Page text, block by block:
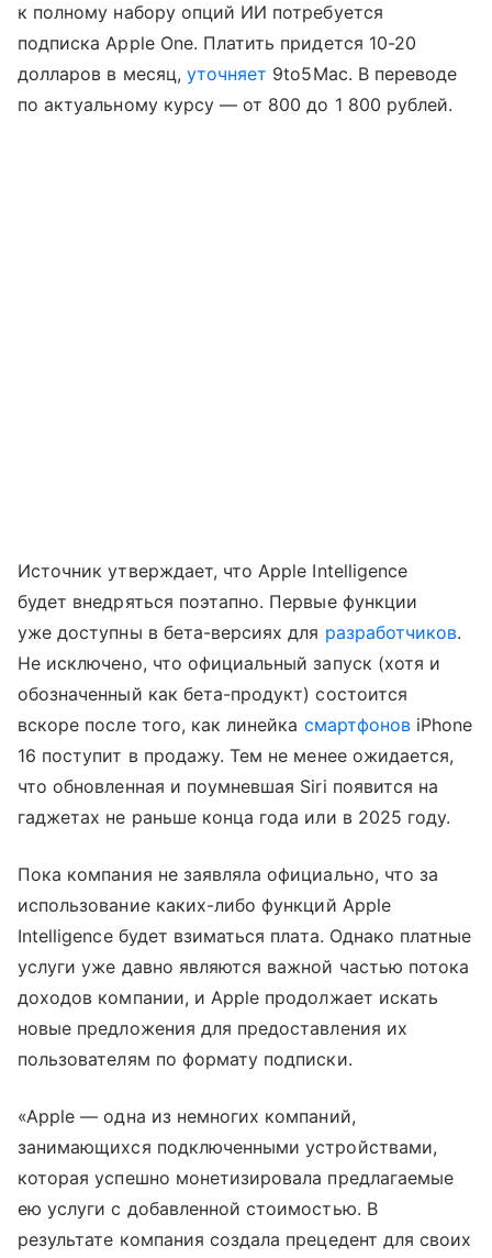
к полному набору опций ИИ потребуется
подписка Apple One. Платить придется 10-20
долларов в месяц, уточняет 9to5Mac. В переводе
по актуальному курсу — от 800 до 1 800 рублей.
Источник утверждает, что Apple Intelligence
будет внедряться поэтапно. Первые функции
уже доступны в бета-версиях для разработчиков.
Не исключено, что официальный запуск (хотя и
обозначенный как бета-продукт) состоится
вскоре после того, как линейка смартфоновiPhone
16 поступит в продажу. Тем не менее ожидается,
что обновленная и поумневшая Siri появится на
гаджетах не раньше конца года или в 2025 году.
Пока компания не заявляла официально, что за
использование каких-либо функций Apple
Intelligence будет взиматься плата. Однако платные
услуги уже давно являются важной частью потока
доходов компании, и Apple продолжает искать
новые предложения для предоставления их
пользователям по формату подписки.
«Apple — одна из немногих компаний,
занимающихся подключенными устройствами,
которая успешно монетизировала предлагаемые
ею услуги с добавленной стоимостью. В
результате компания создала прецедент для своих